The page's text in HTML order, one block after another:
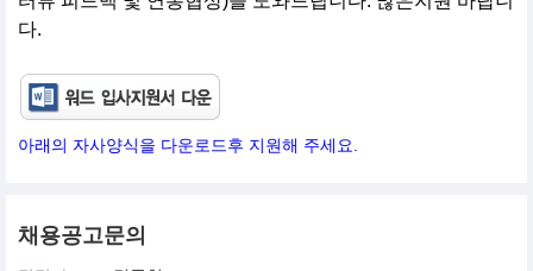
다.
아래의 자사양식을 다운로드후 지원해 주세요.
채용공고문의